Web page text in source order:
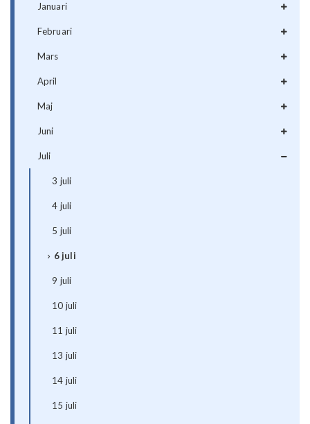
Januari
Februari
Mars
April
Maj
Juni
Juli
3 juli
4 juli
5 juli
6 juli
9 juli
10 juli
11 juli
13 juli
14 juli
15 juli